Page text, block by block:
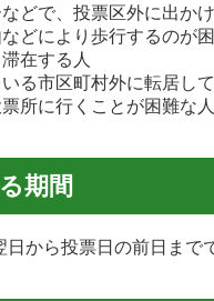
どで、投票区外に出か
どにより歩行するのが
在する人
る市区町村外に転居し
所に行くことが困難な人
期間
から投票日の前日まで